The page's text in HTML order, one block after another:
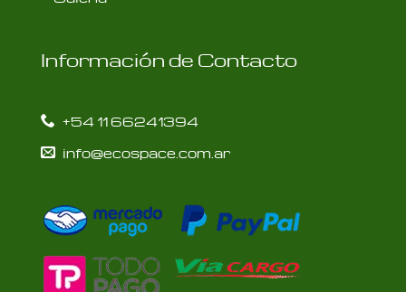
Información de Contacto
+54 11 66241394
info@ecospace.com.ar